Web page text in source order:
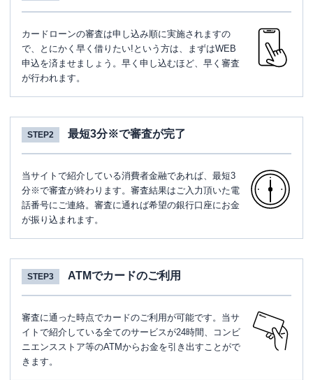
カードローンの審査は申し込み順に実施されますの
で、とにかく早く借りたい!という方は、まずはWEB
申込を済ませましょう。早く申し込むほど、早く審査
が行われます。
STEP2 最短3分※で審査が完了
当サイトで紹介している消費者金融であれば、最短3
分※で審査が終わります。審査結果はご入力頂いた電
話番号にご連絡。審査に通れば希望の銀行口座にお金
が振り込まれます。
STEP3 ATMでカードのご利用
審査に通った時点でカードのご利用が可能です。当サ
イトで紹介している全てのサービスが24時間、コンビ
ニエンスストア等のATMからお金を引き出すことがで
きます。